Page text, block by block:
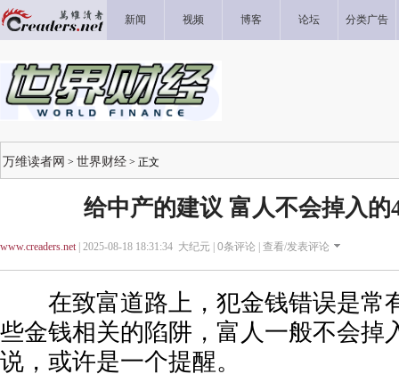
新闻 视频 博客 论坛 分类广告
万维读者网 > 世界财经 > 正文
给中产的建议 富人不会掉入的
www.creaders.net| 2025-08-18 18:31:34 大纪元 | 0条评论 | 查看/发表评论
在致富道路上，犯金钱错误是常
些金钱相关的陷阱，富人一般不会掉
说，或许是一个提醒。